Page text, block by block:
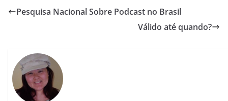
Pesquisa Nacional Sobre Podcast no Brasil
Válido até quando?